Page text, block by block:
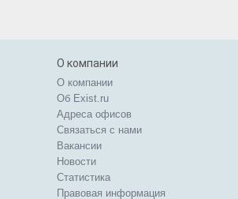
О компании
О компании
Об Exist.ru
Адреса офисов
Связаться с нами
Вакансии
Новости
Статистика
Правовая информация